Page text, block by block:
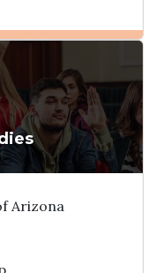
vấn Interlink
Arizona